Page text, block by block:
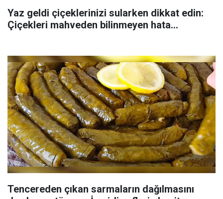
Yaz geldi çiçeklerinizi sularken dikkat edin:
Çiçekleri mahveden bilinmeyen hata...
Tencereden çıkan sarmaların dağılmasını